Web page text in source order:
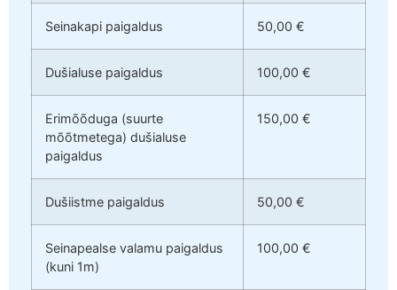
Seinakapi paigaldus 50,00 €
Dušialuse paigaldus 100,00 €
Erimõõduga (suurte
mõõtmetega) dušialuse
paigaldus
150,00 €
Dušiistme paigaldus 50,00 €
Seinapealse valamu paigaldus
(kuni 1m)
100,00 €